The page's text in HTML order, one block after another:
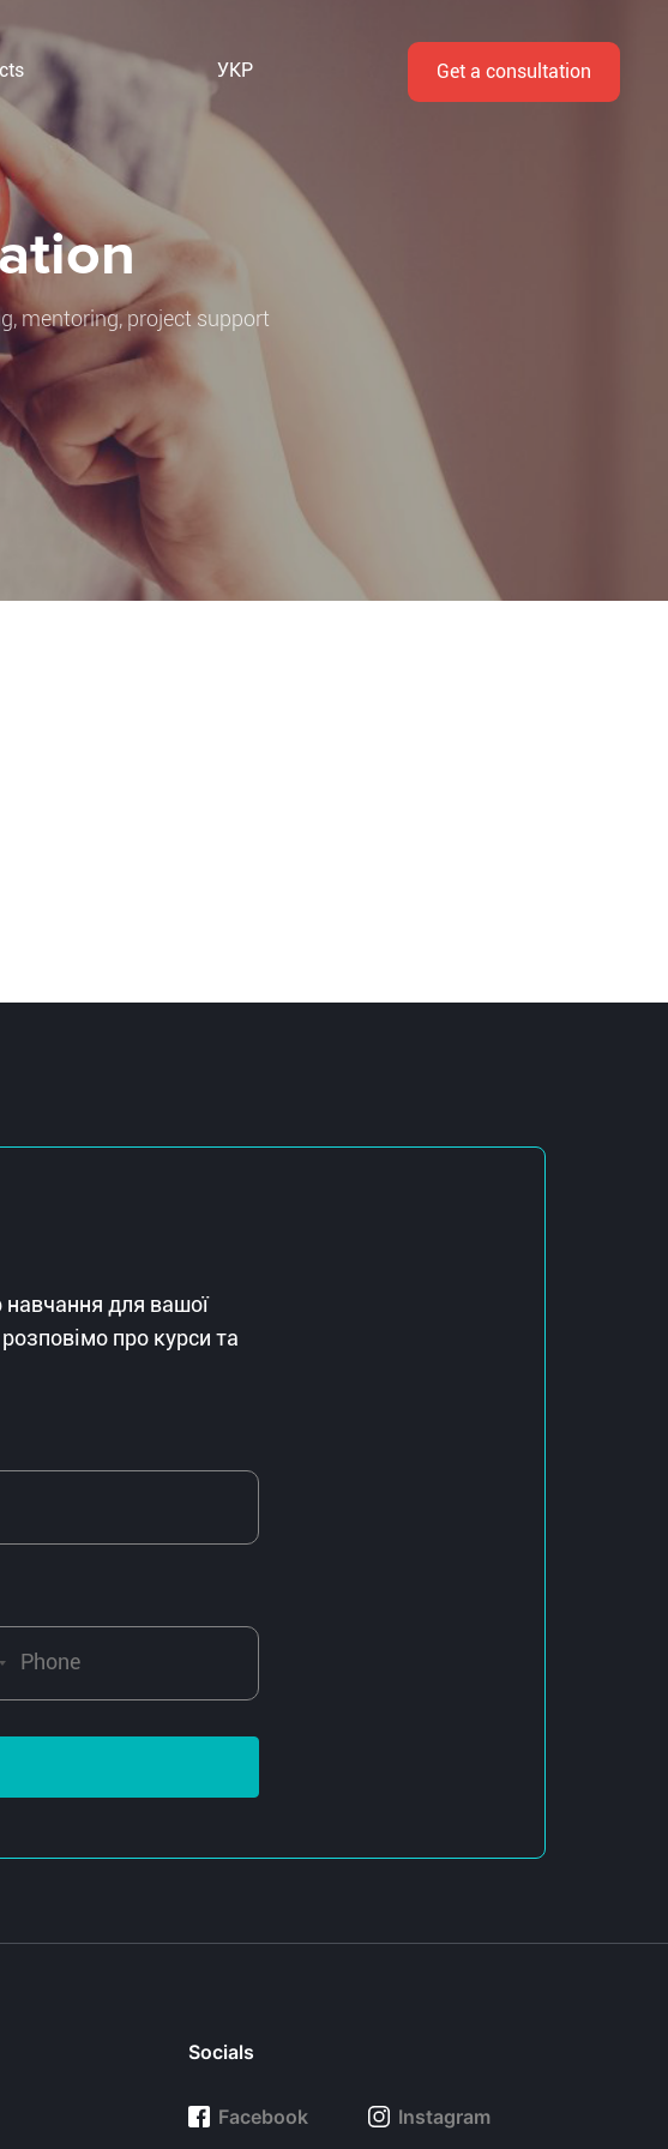
УКР Get a consultation
mentoring, project support
навчання для вашої
про курси та
Socials
Facebook Instagram